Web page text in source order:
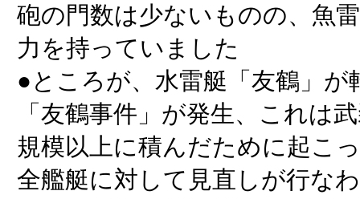
砲の門数は少ないものの、魚
力を持っていました
●ところが、水雷艇「友鶴」
「友鶴事件」が発生、これは
規模以上に積んだために起こ
全艦艇に対して見直しが行な